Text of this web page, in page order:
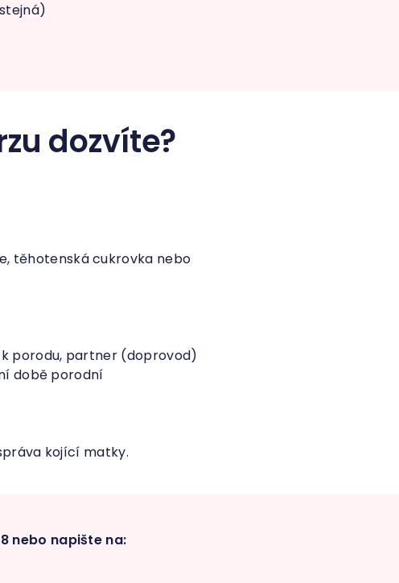
dozvíte?
těhotenská cukrovka nebo
porodu, partner (doprovod)
době porodní
kojící matky.
nebo napište na: